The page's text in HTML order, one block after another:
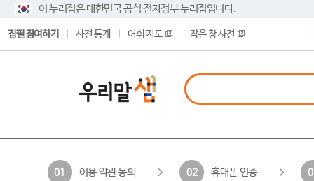
이 누리집은 대한민국 공식 전자정부 누리집입니다.
집필 참여하기 사전 통계 어휘 지도 작은 창 사전
01 이용 약관 동의 02 휴대폰 인증